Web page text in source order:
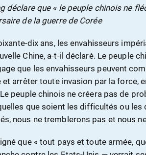
déclare que « le peuple chinois ne
de la guerre de Corée
dix ans, les envahisseurs
Chine, a-t-il déclaré. Le peuple
que les envahisseurs peuvent
et arrêter toute invasion par la force,
peuple chinois ne créera pas de
que soient les difficultés ou
nous ne tremblerons pas et nous
que « tout pays et toute armée,